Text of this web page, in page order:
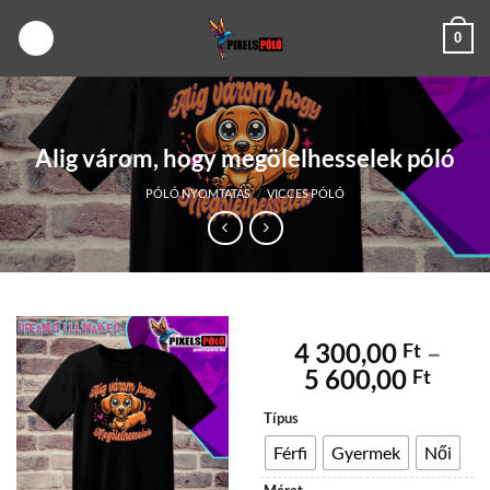
0
Alig várom, hogy megölelhesselek póló
PÓLÓ NYOMTATÁS / VICCES PÓLÓ
4 300,00 Ft –
5 600,00 Ft
-
5
Típus
Férfi Gyermek Női